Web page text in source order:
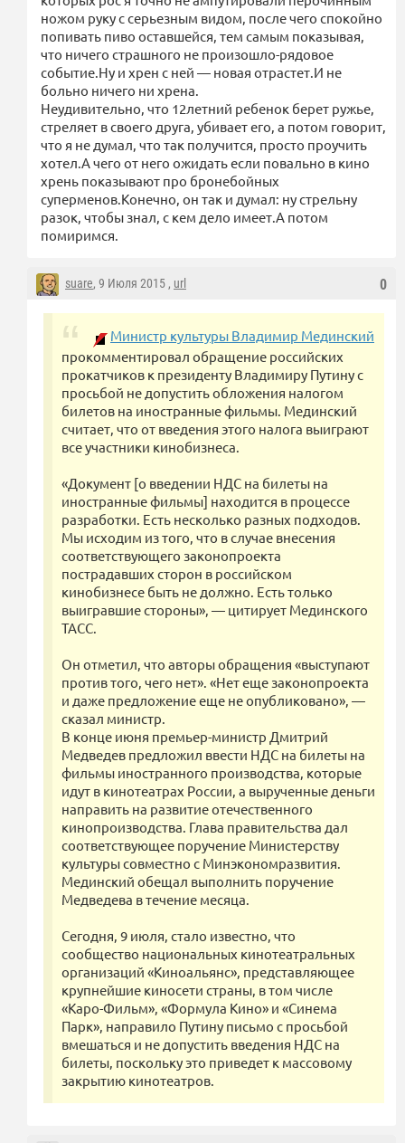
ножом руку с серьезным видом, после чего спокойно
попивать пиво оставшейся, тем самым показывая,
что ничего страшного не произошло-рядовое
событие.Ну и хрен с ней — новая отрастет.И не
больно ничего ни хрена.
Неудивительно, что 12летний ребенок берет ружье,
стреляет в своего друга, убивает его, а потом говорит,
что я не думал, что так получится, просто проучить
хотел.А чего от него ожидать если повально в кино
хрень показывают про бронебойных
суперменов.Конечно, он так и думал: ну стрельну
разок, чтобы знал, с кем дело имеет.А потом
помиримся.
0
suare, 9 Июля 2015 , url
Министр культуры Владимир Мединский
прокомментировал обращение российских
прокатчиков к президенту Владимиру Путину с
просьбой не допустить обложения налогом
билетов на иностранные фильмы. Мединский
считает, что от введения этого налога выиграют
все участники кинобизнеса.
«Документ [о введении НДС на билеты на
иностранные фильмы] находится в процессе
разработки. Есть несколько разных подходов.
Мы исходим из того, что в случае внесения
соответствующего законопроекта
пострадавших сторон в российском
кинобизнесе быть не должно. Есть только
выигравшие стороны», — цитирует Мединского
ТАСС.
Он отметил, что авторы обращения «выступают
против того, чего нет». «Нет еще законопроекта
и даже предложение еще не опубликовано», —
сказал министр.
В конце июня премьер-министр Дмитрий
Медведев предложил ввести НДС на билеты на
фильмы иностранного производства, которые
идут в кинотеатрах России, а вырученные деньги
направить на развитие отечественного
кинопроизводства. Глава правительства дал
соответствующее поручение Министерству
культуры совместно с Минэкономразвития.
Мединский обещал выполнить поручение
Медведева в течение месяца.
Сегодня, 9 июля, стало известно, что
сообщество национальных кинотеатральных
организаций «Киноальянс», представляющее
крупнейшие киносети страны, в том числе
«Каро-Фильм», «Формула Кино» и «Синема
Парк», направило Путину письмо с просьбой
вмешаться и не допустить введения НДС на
билеты, поскольку это приведет к массовому
закрытию кинотеатров.